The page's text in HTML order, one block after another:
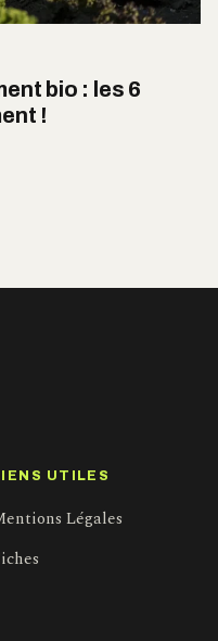
bio : les 6
!
UTILES
Légales